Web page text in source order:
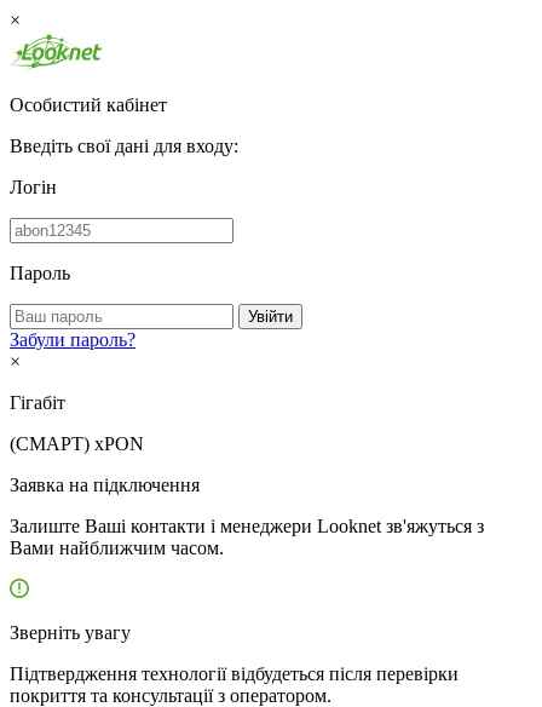
×
Особистий кабінет
Введіть свої дані для входу:
Логін
Пароль
Увійти
Забули пароль?
×
Гігабіт
(СМАРТ) xPON
Заявка на підключення
Залиште Ваші контакти і менеджери Looknet зв'яжуться з
Вами найближчим часом.
Зверніть увагу
Підтвердження технології відбудеться після перевірки
покриття та консультації з оператором.